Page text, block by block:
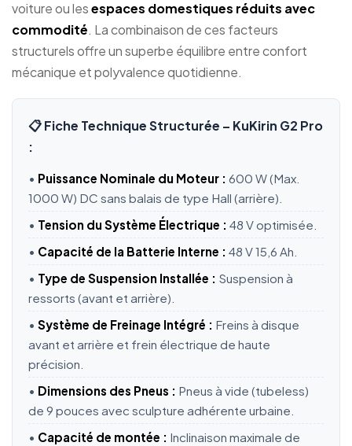
voiture ou lesespaces domestiques réduits avec
commodité. La combinaison de ces facteurs
structurels offre un superbe équilibre entre confort
mécanique et polyvalence quotidienne.
📋 Fiche Technique Structurée – KuKirin G2 Pro
:
• Puissance Nominale du Moteur : 600 W (Max.
1000 W) DC sans balais de type Hall (arrière).
• Tension du Système Électrique : 48 V optimisée.
• Capacité de la Batterie Interne : 48 V 15,6 Ah.
• Type de Suspension Installée : Suspension à
ressorts (avant et arrière).
• Système de Freinage Intégré : Freins à disque
avant et arrière et frein électrique de haute
précision.
• Dimensions des Pneus : Pneus à vide (tubeless)
de 9 pouces avec sculpture adhérente urbaine.
• Capacité de montée : Inclinaison maximale de